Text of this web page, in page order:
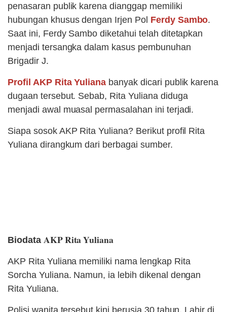
penasaran publik karena dianggap memiliki
hubungan khusus dengan Irjen Pol Ferdy Sambo.
Saat ini, Ferdy Sambo diketahui telah ditetapkan
menjadi tersangka dalam kasus pembunuhan
Brigadir J.
Profil AKP Rita Yuliana banyak dicari publik karena
dugaan tersebut. Sebab, Rita Yuliana diduga
menjadi awal muasal permasalahan ini terjadi.
Siapa sosok AKP Rita Yuliana? Berikut profil Rita
Yuliana dirangkum dari berbagai sumber.
Biodata AKP Rita Yuliana
AKP Rita Yuliana memiliki nama lengkap Rita
Sorcha Yuliana. Namun, ia lebih dikenal dengan
Rita Yuliana.
Polisi wanita tersebut kini berusia 30 tahun. Lahir di